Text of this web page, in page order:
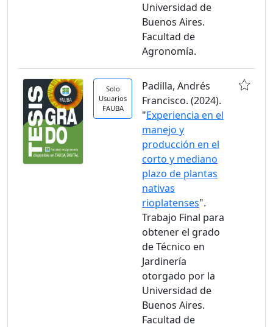
Universidad de
Buenos Aires.
Facultad de
Agronomía.
Solo
Usuarios
FAUBA
Padilla, Andrés
Francisco. (2024).
"Experiencia en el
manejo y
producción en el
corto y mediano
plazo de plantas
nativas
rioplatenses".
Trabajo Final para
obtener el grado
de Técnico en
Jardinería
otorgado por la
Universidad de
Buenos Aires.
Facultad de